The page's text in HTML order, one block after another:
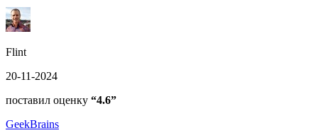
Flint
20-11-2024
поставил оценку “4.6”
GeekBrains